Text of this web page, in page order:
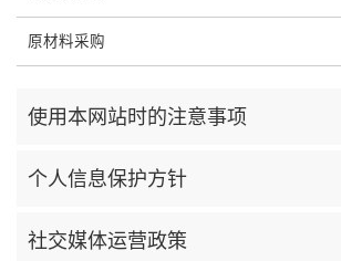
原材料采购
使用本网站时的注意事项
个人信息保护方针
社交媒体运营政策